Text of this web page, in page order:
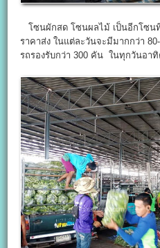
โซนผักสด โซนผลไม้ เป็นอีกโซน
ราคาส่ง ในแต่ละวันจะมีมากกว่า
รถรองรับกว่า 300 คัน ในทุกวันอา